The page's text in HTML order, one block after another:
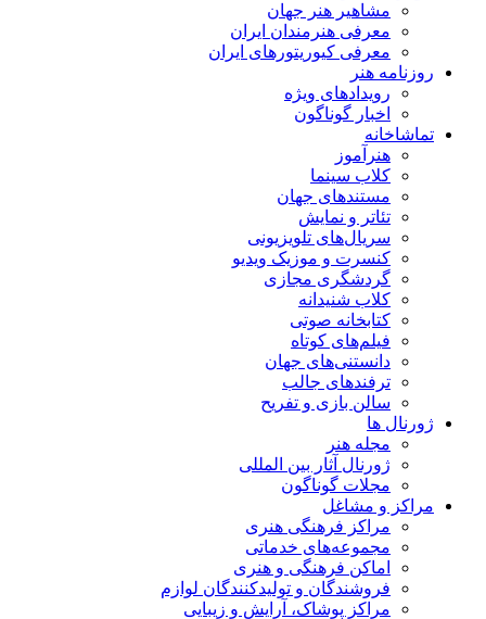
مشاهیر هنر جهان
معرفی هنرمندان ایران
معرفی کیوریتورهای ایران
روزنامه هنر
رویدادهای ویژه
اخبار گوناگون
تماشاخانه
هنرآموز
کلاب سینما
مستندهای جهان
تئاتر و نمایش
سریال‌های تلویزیونی
کنسرت و موزیک ویدیو
گردشگری مجازی
کلاب شنیدانه
کتابخانه صوتی
فیلم‌های کوتاه
دانستنی‌های جهان
ترفندهای جالب
سالن بازی و تفریح
ژورنال ها
مجله هنر
ژورنال آثار بین المللی
مجلات گوناگون
مراکز و مشاغل
مراکز فرهنگی هنری
مجموعه‌های خدماتی
اماکن فرهنگی و هنری
فروشندگان و تولیدکنندگان لوازم
مراکز پوشاک، آرایش و زیبایی